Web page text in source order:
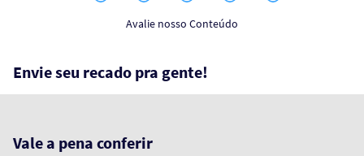
Stars Stars
Avalie nosso Conteúdo
Envie seu recado pra gente!
Vale a pena conferir